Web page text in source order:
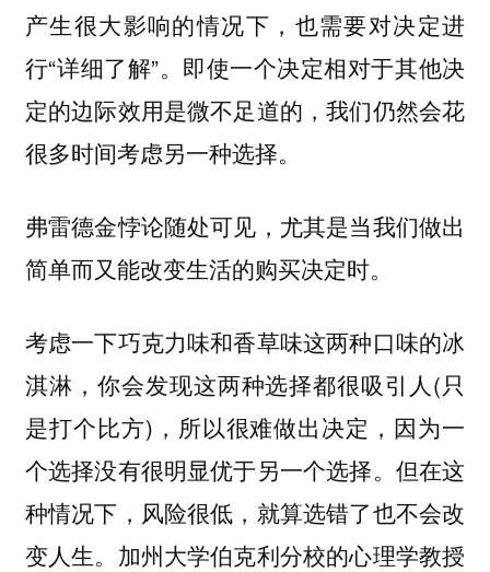
产生很大影响的情况下，也需要对决定进
行“详细了解”。即使一个决定相对于其他决
定的边际效用是微不足道的，我们仍然会花
很多时间考虑另一种选择。
弗雷德金悖论随处可见，尤其是当我们做出
简单而又能改变生活的购买决定时。
考虑一下巧克力味和香草味这两种口味的冰
淇淋，你会发现这两种选择都很吸引人(只
是打个比方)，所以很难做出决定，因为一
个选择没有很明显优于另一个选择。但在这
种情况下，风险很低，就算选错了也不会改
变人生。加州大学伯克利分校的心理学教授